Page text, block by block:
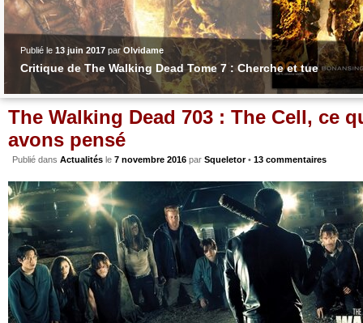
Publié le 13 juin 2017 par Olvidame
Critique de The Walking Dead Tome 7 : Cherche et tue
The Walking Dead 703 : The Cell, ce
avons pensé
Publié dans Actualités le 7 novembre 2016 par Squeletor• 13 commentaires